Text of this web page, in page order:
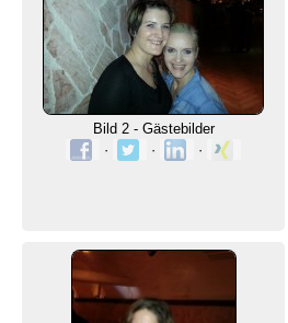
Bild 2 - Gästebilder
·
· ·